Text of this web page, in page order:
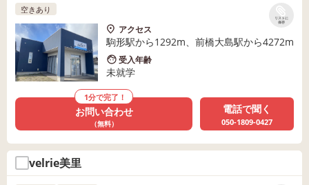
リストに
保存
空きあり
アクセス
駒形駅から1292m、前橋大島駅から4272m
受入年齢
未就学
1分で完了！
お問い合わせ
（無料）
電話で聞く
050-1809-0427
velrie美里